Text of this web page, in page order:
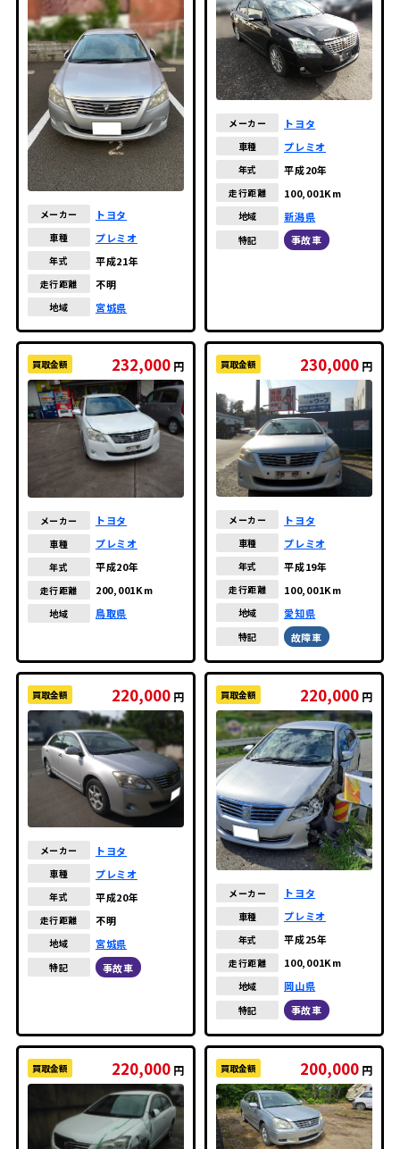
メーカー トヨタ
車種 プレミオ
年式 平成21年
走行距離 不明
地域 宮城県
メーカー トヨタ
車種 プレミオ
年式 平成20年
走行距離 100,001Km
地域 新潟県
特記 事故車
買取金額 232,000 円
メーカー トヨタ
車種 プレミオ
年式 平成20年
走行距離 200,001Km
地域 鳥取県
買取金額 230,000 円
メーカー トヨタ
車種 プレミオ
年式 平成19年
走行距離 100,001Km
地域 愛知県
特記 故障車
買取金額 220,000 円
メーカー トヨタ
車種 プレミオ
年式 平成20年
走行距離 不明
地域 宮城県
特記 事故車
買取金額 220,000 円
メーカー トヨタ
車種 プレミオ
年式 平成25年
走行距離 100,001Km
地域 岡山県
特記 事故車
買取金額 220,000 円 買取金額 200,000 円